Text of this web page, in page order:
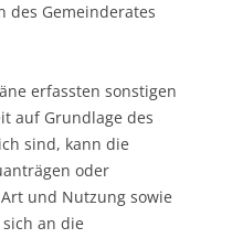
des Gemeinderates
erfassten sonstigen
auf Grundlage des
sind, kann die
oder
und Nutzung sowie
an die